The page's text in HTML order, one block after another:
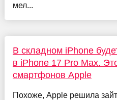
мел...
В складном iPhone
в iPhone 17 Pro Max.
смартфонов Apple
Похоже, Apple решила